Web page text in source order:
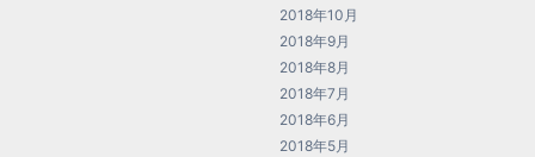
2018年10月
2018年9月
2018年8月
2018年7月
2018年6月
2018年5月